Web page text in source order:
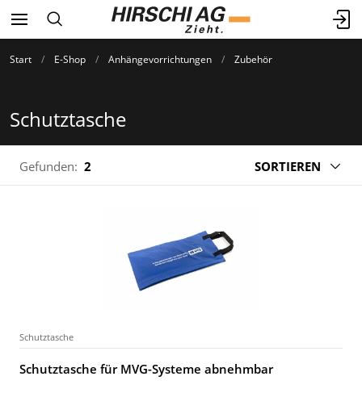
Start E-Shop Anhängevorrichtungen Zubehör
Schutztasche
Gefunden: 2 SORTIEREN
Schutztasche
Schutztasche für MVG-Systeme abnehmbar